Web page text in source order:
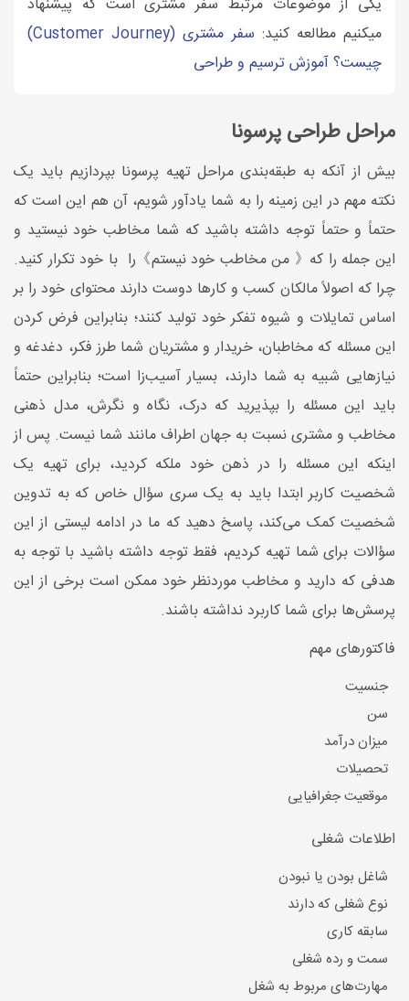
یکی از موضوعات مرتبط سفر مشتری است که پیشنهاد
میکنیم مطالعه کنید:
سفر مشتری (Customer Journey)
چیست؟ آموزش ترسیم و طراحی
مراحل طراحی پرسونا
بیش از آنکه به طبقه‌بندی مراحل تهیه پرسونا بپردازیم باید یک
نکته مهم در این زمینه را به شما یادآور شویم، آن هم این است که
حتماً و حتماً توجه داشته باشید که شما مخاطب خود نیستید و
این جمله را که《 من مخاطب خود نیستم》را با خود تکرار کنید.
چرا که اصولاً مالکان کسب ‌و کارها دوست دارند محتوای خود را بر
اساس تمایلات و شیوه تفکر خود تولید کنند؛ بنابراین فرض کردن
این مسئله که مخاطبان، خریدار و مشتریان شما طرز فکر، دغدغه و
نیاز‌هایی شبیه به شما دارند، بسیار آسیب‌زا است؛ بنابراین حتماً
باید این مسئله را بپذیرید که درک، نگاه و نگرش، مدل ذهنی
مخاطب و مشتری نسبت به جهان اطراف مانند شما نیست. پس از
اینکه این مسئله را در ذهن خود ملکه کردید، برای تهیه یک
شخصیت کاربر ابتدا باید به یک سری سؤال خاص که به تدوین
شخصیت کمک می‌کند، پاسخ دهید که ما در ادامه لیستی از این
سؤالات برای شما تهیه کردیم، فقط توجه داشته باشید با توجه‌ به
هدفی که دارید و مخاطب موردنظر خود ممکن است برخی از این
پرسش‌ها برای شما کاربرد نداشته باشند.
فاکتور‌های مهم
جنسیت
سن
میزان درآمد
تحصیلات
موقعیت جغرافیایی
اطلاعات شغلی
شاغل بودن یا نبودن
نوع شغلی که دارند
سابقه کاری
سمت و رده شغلی
مهارت‌های مربوط به شغل